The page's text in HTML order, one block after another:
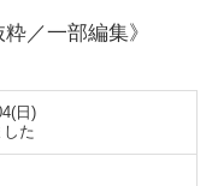
／一部編集》
日)
た